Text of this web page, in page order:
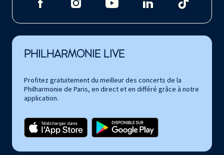
PHILHARMONIE LIVE
Profitez gratuitement du meilleur des concerts de la
Philharmonie de Paris, en direct et en différé grâce à notre
application.